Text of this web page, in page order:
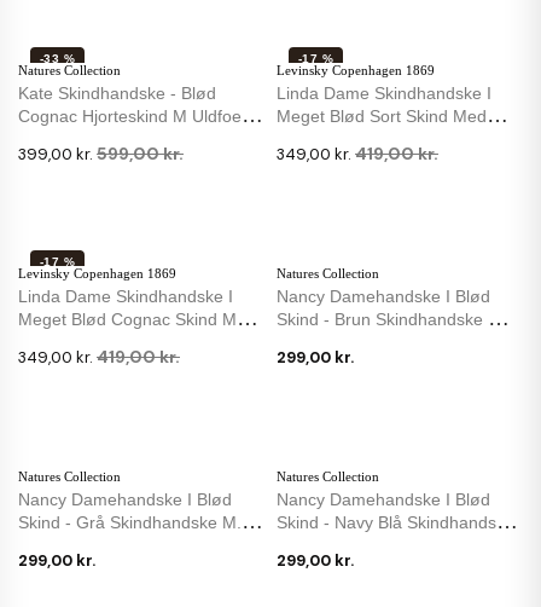
Natures Collection
Kate Skindhandske - Blød
Cognac Hjorteskind M Uldfoer -
399,00 kr. 599,00 kr.
-33 %
Levinsky Copenhagen 1869
Linda Dame Skindhandske I
Meget Blød Sort Skind Med
349,00 kr. 419,00 kr.
-17 %
Levinsky Copenhagen 1869
Linda Dame Skindhandske I
Meget Blød Cognac Skind Med
349,00 kr. 419,00 kr.
-17 %
Natures Collection
Nancy Damehandske I Blød
Skind - Brun Skindhandske M.
299,00 kr.
Natures Collection
Nancy Damehandske I Blød
Skind - Grå Skindhandske M.
299,00 kr.
Natures Collection
Nancy Damehandske I Blød
Skind - Navy Blå Skindhandske
299,00 kr.